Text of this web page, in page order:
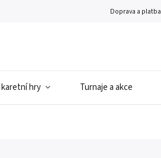
Doprava a platba
hry Turnaje a akce